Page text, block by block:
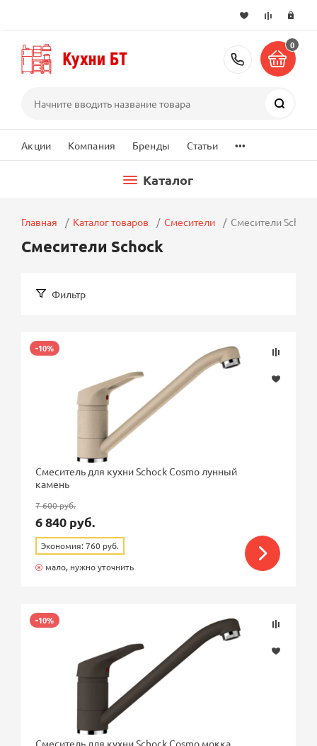
+7 (495)
0
Акции Компания Бренды Статьи ...
Каталог
Главная Каталог товаров Смесители Смесители Schock
Смесители Schock
Фильтр
Подбор параметров
Розничная цена
Бренд
Страна
Ближайшая доставка по Москве
Покрытие
медь
сталь
-10%
Смеситель для кухни Schock Cosmo лунный
камень
7 600 руб.
6 840 руб.
Экономия: 760 руб.
мало, нужно уточнить
-10%
Смеситель для кухни Schock Cosmo мокка